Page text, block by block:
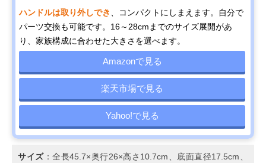
ハンドルは取り外しでき
、コンパクトにしまえます。自分で
パーツ交換も可能です。16～28cmまでのサイズ展開があ
り、家族構成に合わせた大きさを選べます。
Amazonで見る
楽天市場で見る
Yahoo!で見る
サイズ：全長45.7×奥行26×高さ10.7cm、底面直径17.5cm、